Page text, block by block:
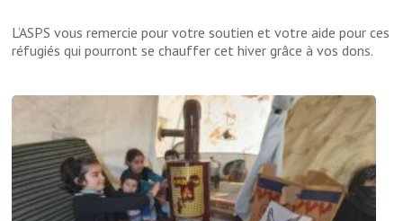
L’ASPS vous remercie pour votre soutien et votre aide pour ces
réfugiés qui pourront se chauffer cet hiver grâce à vos dons.